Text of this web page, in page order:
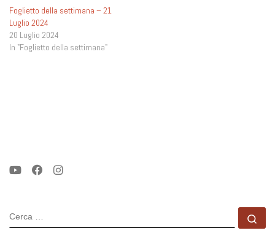
Foglietto della settimana – 21
Luglio 2024
20 Luglio 2024
In "Foglietto della settimana"
CERCA